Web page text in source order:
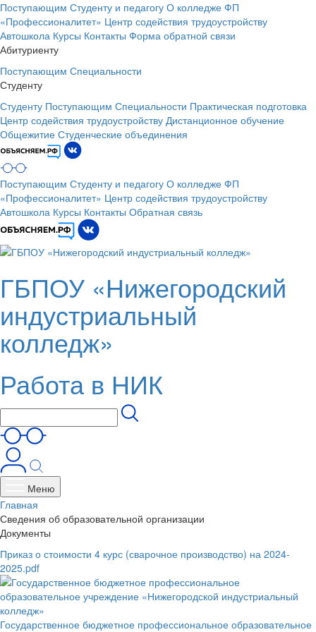
Поступающим Студенту и педагогу О колледже ФП
«Профессионалитет» Центр содействия трудоустройству
Автошкола Курсы Контакты Форма обратной связи
Абитуриенту
Поступающим Специальности
Студенту
Студенту Поступающим Специальности Практическая подготовка
Центр содействия трудоустройству Дистанционное обучение
Общежитие Студенческие объединения
Поступающим Студенту и педагогу О колледже ФП
«Профессионалитет» Центр содействия трудоустройству
Автошкола Курсы Контакты Обратная связь
ГБПОУ «Нижегородский
индустриальный
колледж»
Работа в НИК
Меню
Главная
Сведения об образовательной организации
Документы
Приказ о стоимости 4 курс (сварочное производство) на 2024-
2025.pdf
Государственное бюджетное профессиональное образовательное